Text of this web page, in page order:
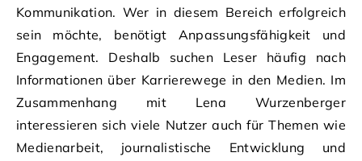
Kommunikation. Wer in diesem Bereich erfolgreich
sein möchte, benötigt Anpassungsfähigkeit und
Engagement. Deshalb suchen Leser häufig nach
Informationen über Karrierewege in den Medien. Im
Zusammenhang mit Lena Wurzenberger
interessieren sich viele Nutzer auch für Themen wie
Medienarbeit, journalistische Entwicklung und